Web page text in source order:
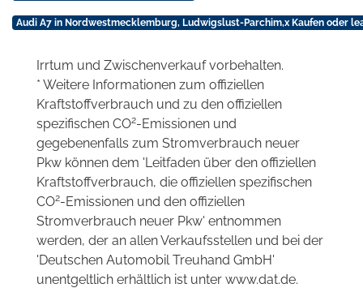
Audi A7 in Nordwestmecklemburg, Ludwigslust-Parchim,x Kaufen oder
Irrtum und Zwischenverkauf vorbehalten.
* Weitere Informationen zum offiziellen
Kraftstoffverbrauch und zu den offiziellen
spezifischen CO2-Emissionen und
gegebenenfalls zum Stromverbrauch neuer
Pkw können dem 'Leitfaden über den offiziellen
Kraftstoffverbrauch, die offiziellen spezifischen
CO2-Emissionen und den offiziellen
Stromverbrauch neuer Pkw' entnommen
werden, der an allen Verkaufsstellen und bei der
'Deutschen Automobil Treuhand GmbH'
unentgeltlich erhältlich ist unter www.dat.de.